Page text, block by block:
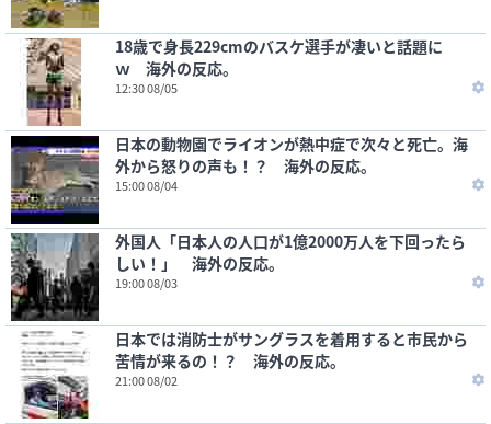
18歳で身長229cmのバスケ選手が凄いと話題に
ｗ 海外の反応。
12:30 08/05
日本の動物園でライオンが熱中症で次々と死亡。海
外から怒りの声も！？ 海外の反応。
15:00 08/04
外国人「日本人の人口が1億2000万人を下回ったら
しい！」 海外の反応。
19:00 08/03
日本では消防士がサングラスを着用すると市民から
苦情が来るの！？ 海外の反応。
21:00 08/02